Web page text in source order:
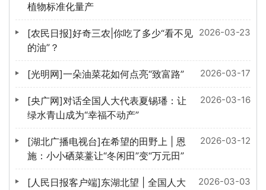
植物标准化量产
2026-03-23
[农民日报]好奇三农|你吃了多少“看不见
的油”？
2026-03-17
[光明网]一朵油菜花如何点亮“致富路”
2026-03-16
[央广网]对话全国人大代表夏锡璠：让
绿水青山成为“幸福不动产”
2026-03-12
[湖北广播电视台]在希望的田野上 | 恩
施：小小硒菜薹让“冬闲田”变“万元田”
2026-03-03
[人民日报客户端]东湖北望 | 全国人大